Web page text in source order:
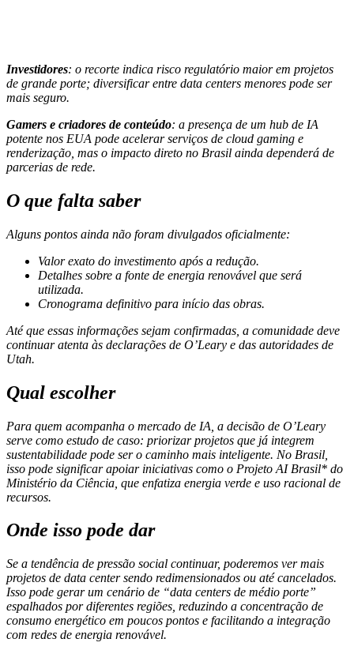
Investidores: o recorte indica risco regulatório maior em projetos
de grande porte; diversificar entre data centers menores pode ser
mais seguro.
Gamers e criadores de conteúdo: a presença de um hub de IA
potente nos EUA pode acelerar serviços de cloud gaming e
renderização, mas o impacto direto no Brasil ainda dependerá de
parcerias de rede.
O que falta saber
Alguns pontos ainda não foram divulgados oficialmente:
Valor exato do investimento após a redução.
Detalhes sobre a fonte de energia renovável que será
utilizada.
Cronograma definitivo para início das obras.
Até que essas informações sejam confirmadas, a comunidade deve
continuar atenta às declarações de O’Leary e das autoridades de
Utah.
Qual escolher
Para quem acompanha o mercado de IA, a decisão de O’Leary
serve como estudo de caso: priorizar projetos que já integrem
sustentabilidade pode ser o caminho mais inteligente. No Brasil,
isso pode significar apoiar iniciativas como o Projeto AI Brasil* do
Ministério da Ciência, que enfatiza energia verde e uso racional de
recursos.
Onde isso pode dar
Se a tendência de pressão social continuar, poderemos ver mais
projetos de data center sendo redimensionados ou até cancelados.
Isso pode gerar um cenário de “data centers de médio porte”
espalhados por diferentes regiões, reduzindo a concentração de
consumo energético em poucos pontos e facilitando a integração
com redes de energia renovável.